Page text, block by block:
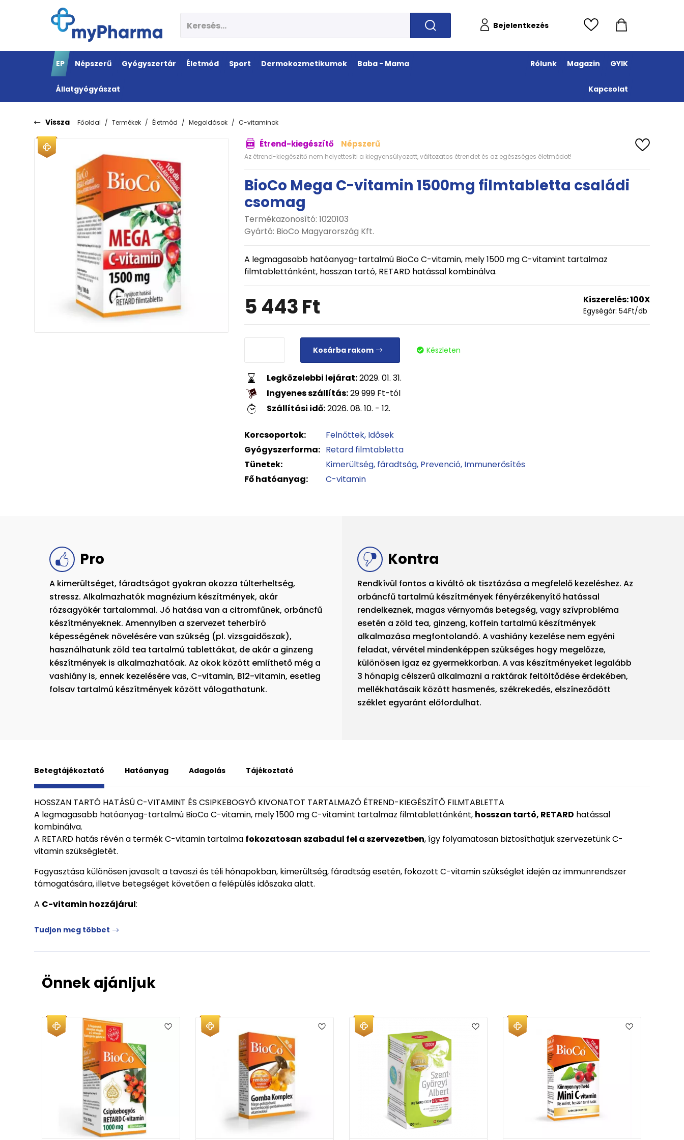
Bejelentkezés
EP Népszerű Gyógyszertár Életmód Sport Dermokozmetikumok Baba - Mama
Állatgyógyászat
Rólunk Magazin GYIK
Kapcsolat
Vissza Főoldal Termékek Életmód Megoldások C-vitaminok
Étrend-kiegészítő Népszerű
Az étrend-kiegészítő nem helyettesíti a kiegyensúlyozott, változatos étrendet és az egészséges életmódot!
BioCo Mega C-vitamin 1500mg filmtabletta családi
csomag
Termékazonosító: 1020103
Gyártó: BioCo Magyarország Kft.
A legmagasabb hatóanyag-tartalmú BioCo C-vitamin, mely 1500 mg C-vitamint tartalmaz
filmtablettánként, hosszan tartó, RETARD hatással kombinálva.
5 443Ft Kiszerelés:100X
Egységár: 54Ft/db
Kosárba rakom Készleten
Legközelebbi lejárat:2029. 01. 31.
Ingyenes szállítás:29 999 Ft-tól
Szállítási idő:2026. 08. 10. - 12.
Korcsoportok: Felnőttek Idősek
Gyógyszerforma: Retard filmtabletta
Tünetek:
Kimerültség, fáradtság Prevenció Immunerősítés
Fő hatóanyag:
C-vitamin
Pro
A kimerültséget, fáradtságot gyakran okozza túlterheltség,
stressz. Alkalmazhatók magnézium készítmények, akár
rózsagyökér tartalommal. Jó hatása van a citromfűnek, orbáncfű
készítményeknek. Amennyiben a szervezet teherbíró
képességének növelésére van szükség (pl. vizsgaidőszak),
használhatunk zöld tea tartalmú tablettákat, de akár a ginzeng
készítmények is alkalmazhatóak. Az okok között említhető még a
vashiány is, ennek kezelésére vas, C-vitamin, B12-vitamin, esetleg
folsav tartalmú készítmények között válogathatunk.
Kontra
Rendkívül fontos a kiváltó ok tisztázása a megfelelő kezeléshez. Az
orbáncfű tartalmú készítmények fényérzékenyítő hatással
rendelkeznek, magas vérnyomás betegség, vagy szívprobléma
esetén a zöld tea, ginzeng, koffein tartalmú készítmények
alkalmazása megfontolandó. A vashiány kezelése nem egyéni
feladat, vérvétel mindenképpen szükséges hogy megelőzze,
különösen igaz ez gyermekkorban. A vas készítményeket legalább
3 hónapig célszerű alkalmazni a raktárak feltöltődése érdekében,
mellékhatásaik között hasmenés, székrekedés, elszíneződött
széklet egyaránt előfordulhat.
Betegtájékoztató Hatóanyag Adagolás Tájékoztató
HOSSZAN TARTÓ HATÁSÚ C-VITAMINT ÉS CSIPKEBOGYÓ KIVONATOT TARTALMAZÓ ÉTREND-KIEGÉSZÍTŐ FILMTABLETTA
A legmagasabb hatóanyag-tartalmú BioCo C-vitamin, mely 1500 mg C-vitamint tartalmaz filmtablettánként, hosszan tartó, RETARD hatással
kombinálva.
A RETARD hatás révén a termék C-vitamin tartalma fokozatosan szabadul fel a szervezetben, így folyamatosan biztosíthatjuk szervezetünk C-
vitamin szükségletét.
Fogyasztása különösen javasolt a tavaszi és téli hónapokban, kimerültség, fáradtság esetén, fokozott C-vitamin szükséglet idején az immunrendszer
támogatására, illetve betegséget követően a felépülés időszaka alatt.
A C-vitamin hozzájárul:
Tudjon meg többet
Önnek ajánljuk